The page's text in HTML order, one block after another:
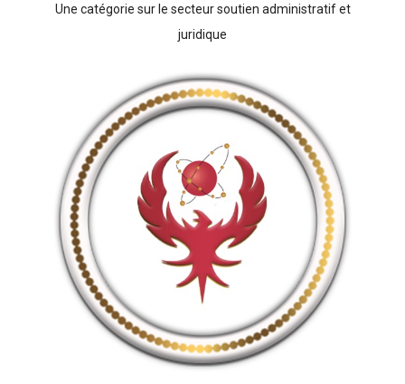
Une catégorie sur le secteur soutien administratif et
juridique